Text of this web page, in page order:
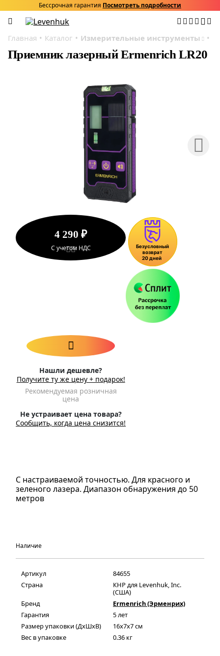
Бессрочная гарантия Посмотреть подробности
Главная Каталог Измерительные инструменты
Приемник лазерный Ermenrich LR20
4 290 ₽
С учетом НДС
Нашли дешевле?
Получите ту же цену + подарок!
Рекомендуемая розничная
цена
Не устраивает цена товара?
Сообщить, когда цена снизится!
С настраиваемой точностью. Для красного и
зеленого лазера. Диапазон обнаружения до 50
метров
Наличие
Артикул
84655
Страна
КНР для Levenhuk, Inc.
(США)
Бренд
Ermenrich (Эрменрих)
Гарантия
5 лет
Размер упаковки (ДxШxВ)
16x7x7 см
Вес в упаковке
0.36 кг